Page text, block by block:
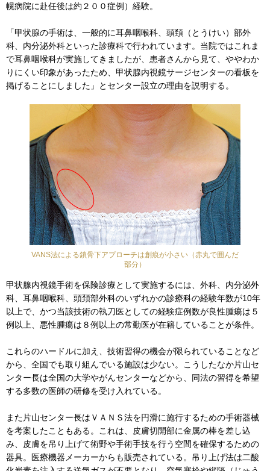
幌病院に赴任後は約２００症例）経験。
「甲状腺の手術は、一般的に耳鼻咽喉科、頭頚（とうけい）部外
科、内分泌外科といった診療科で行われています。当院ではこれま
で耳鼻咽喉科が実施してきましたが、患者さんから見て、ややわか
りにくい印象があったため、甲状腺内視鏡サージセンターの看板を
掲げることにしました」とセンター設立の理由を説明する。
VANS法による鎖骨下アプローチは創痕が小さい（赤丸で囲んだ
部分）
甲状腺内視鏡手術を保険診療として実施するには、外科、内分泌外
科、耳鼻咽喉科、頭頚部外科のいずれかの診療科の経験年数が10年
以上で、かつ当該技術の執刀医としての経験症例数が良性腫瘍は５
例以上、悪性腫瘍は８例以上の常勤医が在籍していることが条件。
これらのハードルに加え、技術習得の機会が限られていることなど
から、全国でも取り組んでいる施設は少ない。こうしたなか片山セ
ンター長は全国の大学やがんセンターなどから、同法の習得を希望
する多数の医師の研修を受け入れている。
また片山センター長はＶＡＮＳ法を円滑に施行するための手術器械
を考案したこともある。これは、皮膚切開部に金属の棒を差し込
み、皮膚を吊り上げて術野や手術手技を行う空間を確保するための
器具。医療機器メーカーからも販売されている。吊り上げ法は二酸